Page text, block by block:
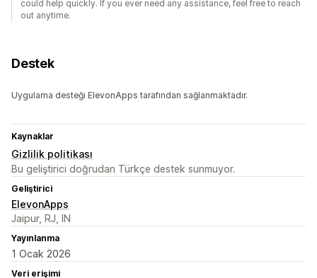
could help quickly. If you ever need any assistance, feel free to reach
out anytime.
Destek
Uygulama desteği ElevonApps tarafından sağlanmaktadır.
Kaynaklar
Gizlilik politikası
Bu geliştirici doğrudan Türkçe destek sunmuyor.
Geliştirici
ElevonApps
Jaipur, RJ, IN
Yayınlanma
1 Ocak 2026
Veri erişimi